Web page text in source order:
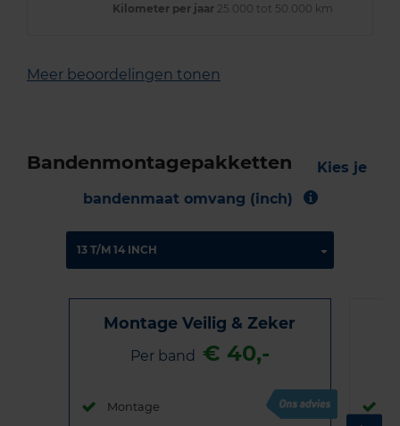
Kilometer per jaar 25.000 tot 50.000 km
Meer beoordelingen tonen
Bandenmontagepakketten
Kies je
bandenmaat omvang (inch)
Montage Veilig & Zeker
Per band € 40,-
Montage